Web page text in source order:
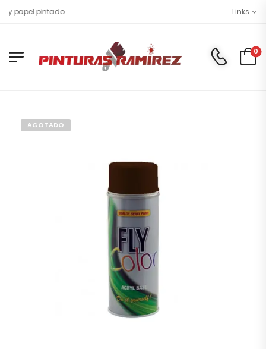
papel pintado. Links
0
AGOTADO